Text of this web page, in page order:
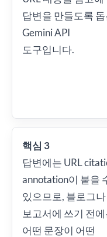
답변을 만들도록
Gemini API
도구입니다.
핵심 3
답변에는 URL
annotation이 붙을
있으므로, 블로그나
보고서에 쓰기 전
어떤 문장이 어떤